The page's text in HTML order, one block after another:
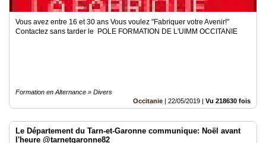
Vous avez entre 16 et 30 ans Vous voulez "Fabriquer votre Avenir!"
Contactez sans tarder le POLE FORMATION DE L'UIMM OCCITANIE
Formation en Alternance » Divers
Occitanie | 22/05/2019 | Vu 218630 fois
Le Département du Tarn-et-Garonne communique: Noël avant
l'heure @tarnetgaronne82